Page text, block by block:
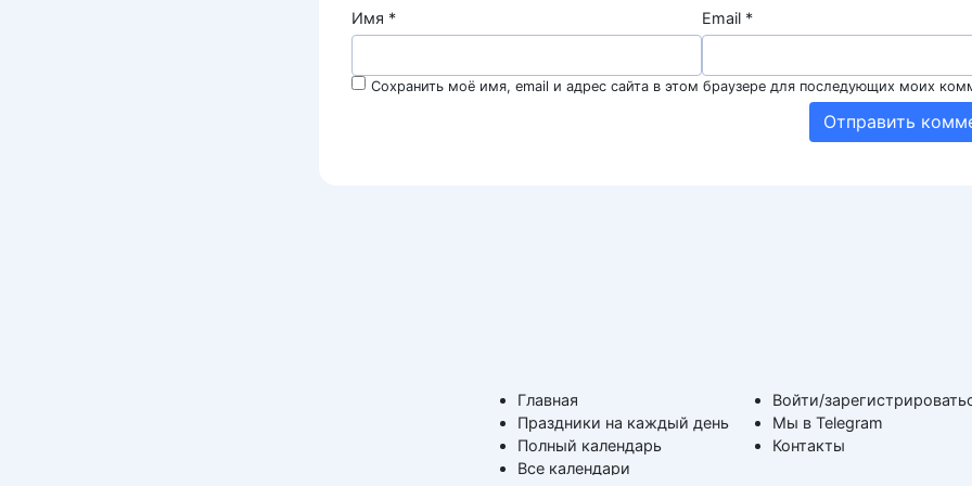
Имя * Email *
Сохранить моё имя, email и адрес сайта в этом браузере для последующих моих
Главная
Праздники на каждый день
Полный календарь
Все календари
Войти/
Мы в Telegram
Контакты